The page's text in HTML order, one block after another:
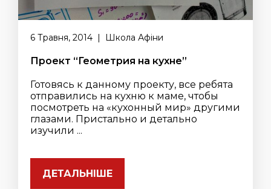
6 Травня, 2014 | Школа Афіни
Проект “Геометрия на кухне”
Готовясь к данному проекту, все ребята
отправились на кухню к маме, чтобы
посмотреть на «кухонный мир» другими
глазами. Пристально и детально
изучили ...
ДЕТАЛЬНІШЕ